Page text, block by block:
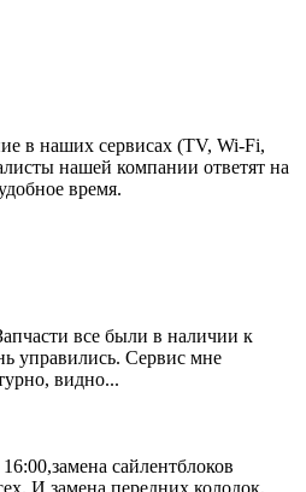
в наших сервисах (TV, Wi-Fi,
нашей компании ответят на
время.
все были в наличии к
управились. Сервис мне
видно...
сайлентблоков
И замена передних колодок,